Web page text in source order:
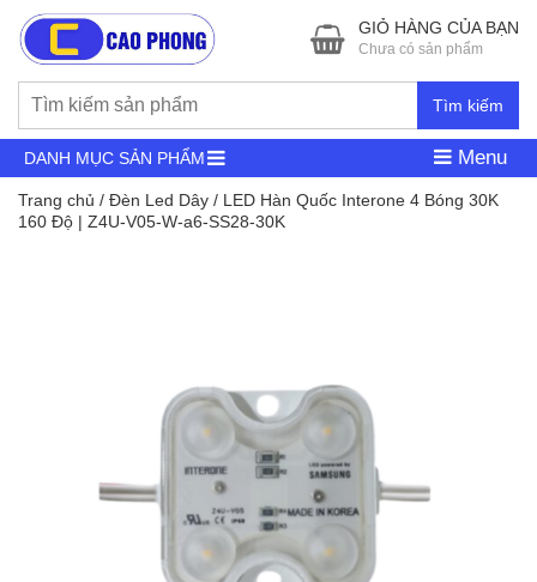
Tìm kiếm
GIỎ HÀNG CỦA BẠN
Chưa có sản phẩm
DANH MỤC SẢN PHẨM Menu
Trang chủ / Đèn Led Dây / LED Hàn Quốc Interone 4 Bóng 30K
160 Độ | Z4U-V05-W-a6-SS28-30K